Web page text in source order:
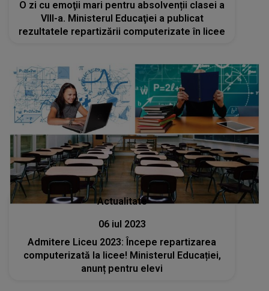
O zi cu emoţii mari pentru absolvenții clasei a
VIII-a. Ministerul Educaţiei a publicat
rezultatele repartizării computerizate în licee
Actualitate
06 iul 2023
Admitere Liceu 2023: Începe repartizarea
computerizată la licee! Ministerul Educației,
anunț pentru elevi